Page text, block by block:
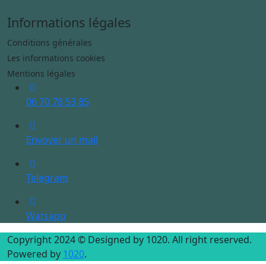
Informations légales
Conditions générales
Les informations cookies
Mentions légales
06 70 78 53 85
Envoyer un mail
Telegram
Watsapp
Copyright 2024 © Designed by 1020. All right reserved.
Powered by 1020.